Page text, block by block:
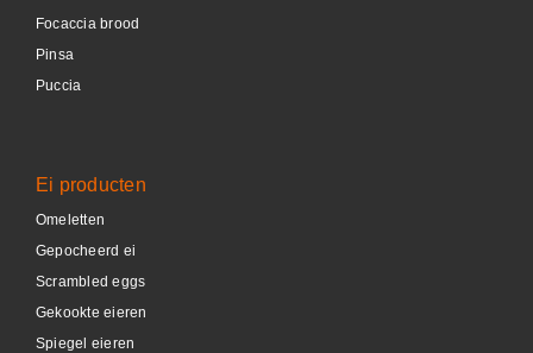
Focaccia brood
Pinsa
Puccia
Ei producten
Omeletten
Gepocheerd ei
Scrambled eggs
Gekookte eieren
Spiegel eieren